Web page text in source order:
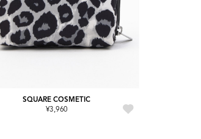
SQUARE COSMETIC
¥3,960